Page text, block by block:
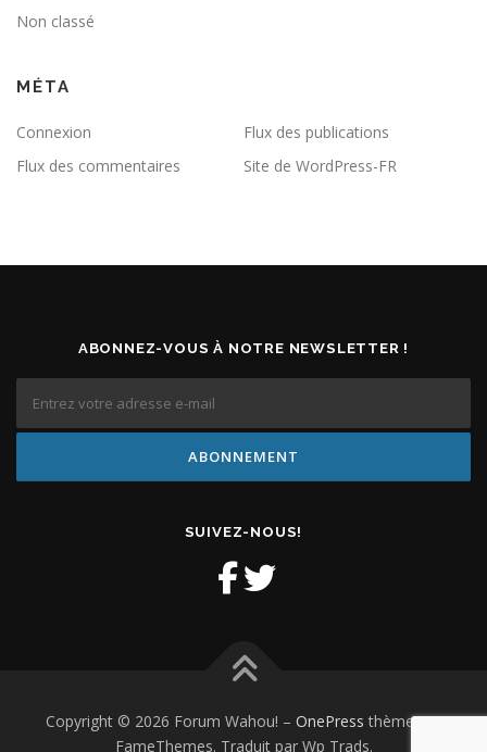
Non classé
MÉTA
Connexion
Flux des publications
Flux des commentaires
Site de WordPress-FR
ABONNEZ-VOUS À NOTRE NEWSLETTER !
SUIVEZ-NOUS!
Copyright © 2026 Forum Wahou! – OnePress thème par
FameThemes. Traduit par Wp Trads.